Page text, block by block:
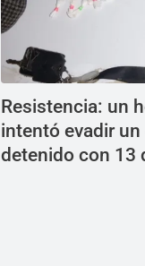
Resistencia: un
intentó evadir
detenido con 13